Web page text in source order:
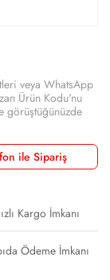
veya WhatsApp
Ürün Kodu'nu
görüştüğünüzde
ile Sipariş
Kargo İmkanı
Ödeme İmkanı